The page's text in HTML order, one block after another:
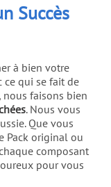
Succès
à bien votre
ce qui se fait de
nous faisons bien
. Nous vous
Que vous
Pack original ou
composant
pour vous